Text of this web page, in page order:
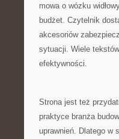
mowa o wózku
budżet. Czytelnik
akcesoriów
sytuacji. Wiele
efektywności.
Strona jest też
praktyce branża
uprawnień. Dlatego w